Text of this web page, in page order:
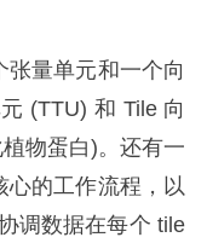
量单元和一个向
(TTU) 和 Tile 向
物蛋白)。还有一
心的工作流程，以
调数据在每个 tile